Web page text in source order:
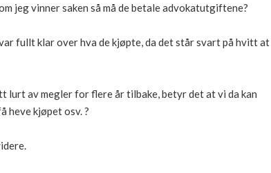
jeg vinner saken så må de betale advokatutgiftene?
fullt klar over hva de kjøpte, da det står svart på hvitt at
lurt av megler for flere år tilbake, betyr det at vi da kan
heve kjøpet osv. ?